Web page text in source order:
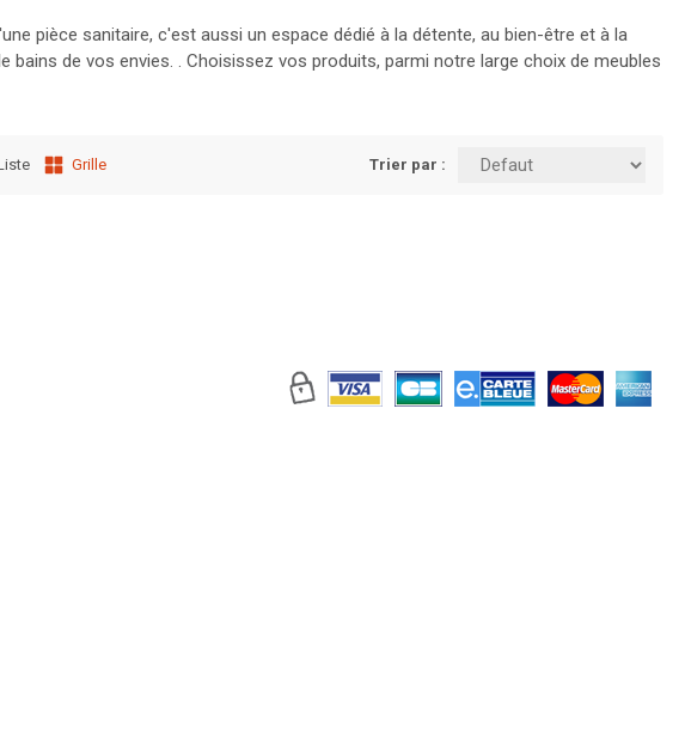
pièce sanitaire, c'est aussi un espace dédié à la détente, au bien-être et à la
de vos envies. . Choisissez vos produits, parmi notre large choix de meubles
Grille Trier par :